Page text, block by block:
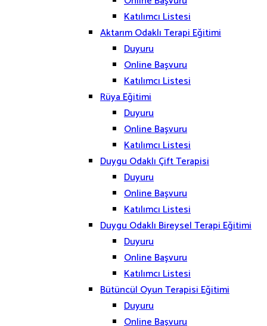
Katılımcı Listesi
Aktarım Odaklı Terapi Eğitimi
Duyuru
Online Başvuru
Katılımcı Listesi
Rüya Eğitimi
Duyuru
Online Başvuru
Katılımcı Listesi
Duygu Odaklı Çift Terapisi
Duyuru
Online Başvuru
Katılımcı Listesi
Duygu Odaklı Bireysel Terapi Eğitimi
Duyuru
Online Başvuru
Katılımcı Listesi
Bütüncül Oyun Terapisi Eğitimi
Duyuru
Online Başvuru